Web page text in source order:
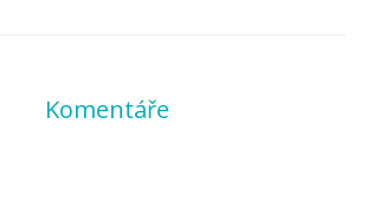
Komentáře